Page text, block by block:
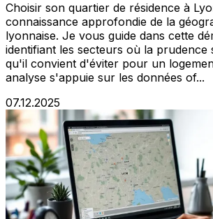
Choisir son quartier de résidence à
connaissance approfondie de la
lyonnaise. Je vous guide dans cette
identifiant les secteurs où la prudence
qu'il convient d'éviter pour un
analyse s'appuie sur les données of...
07.12.2025